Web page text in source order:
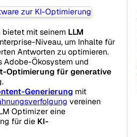
bietet mit seinem LLM
Niveau, um Inhalte für
Antworten zu optimieren.
Adobe-Ökosystem und
Optimierung für generative
Generierung mit
vereinen
Optimizer eine
für die KI-